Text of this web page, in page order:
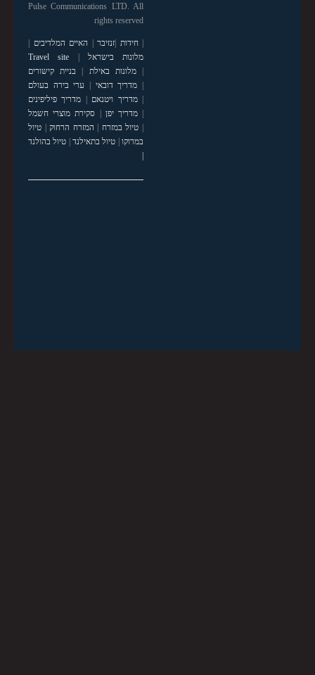
Pulse Communications LTD. All
rights reserved
|חידות |זנזיבר | האיים המלדיבים |
מלונות בישראל |
Travel site
|מלונות באילת | בניית קישורים
| מדריך דובאי | ערי בירה בעולם
|מדריך ויטנאם | מדריך פיליפינים
|מדריך יפן | סקירת מוצרי חשמל
| טיול במזרח | המזרח הרחוק| טיול
במרוקו| טיול בתאילנד| טיול בהולנד
|